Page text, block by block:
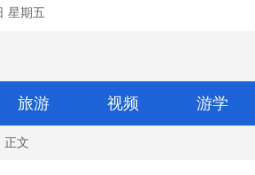
星期五
旅游 视频 游学
正文